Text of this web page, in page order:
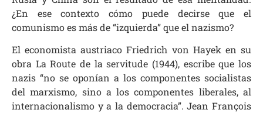
¿En ese contexto cómo puede decirse que el
comunismo es más de “izquierda” que el nazismo?
El economista austriaco Friedrich von Hayek en su
obra La Route de la servitude (1944), escribe que los
nazis “no se oponían a los componentes socialistas
del marxismo, sino a los componentes liberales, al
internacionalismo y a la democracia”. Jean François